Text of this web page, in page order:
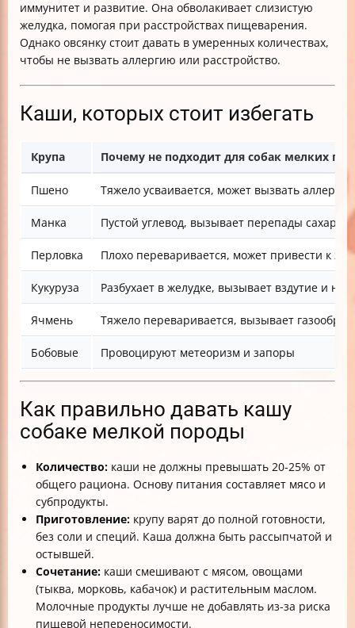
иммунитет и развитие. Она обволакивает слизистую
желудка, помогая при расстройствах пищеварения.
Однако овсянку стоит давать в умеренных количествах,
чтобы не вызвать аллергию или расстройство.
Каши, которых стоит избегать
Крупа Почему не подходит для собак мелких
Пшено Тяжело усваивается, может вызвать
Манка Пустой углевод, вызывает перепады
Перловка Плохо переваривается, может привести к
Кукуруза Разбухает в желудке, вызывает вздутие и
Ячмень Тяжело переваривается, вызывает
Бобовые Провоцируют метеоризм и запоры
Как правильно давать кашу
собаке мелкой породы
Количество: каши не должны превышать 20-25% от
общего рациона. Основу питания составляет мясо и
субпродукты.
Приготовление: крупу варят до полной готовности,
без соли и специй. Каша должна быть рассыпчатой и
остывшей.
Сочетание: каши смешивают с мясом, овощами
(тыква, морковь, кабачок) и растительным маслом.
Молочные продукты лучше не добавлять из-за риска
пищевой непереносимости.